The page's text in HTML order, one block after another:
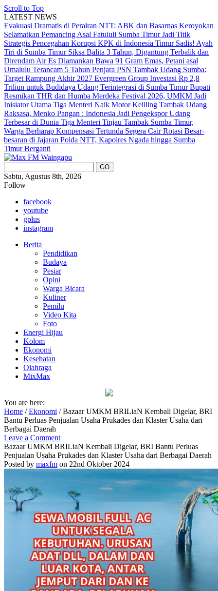
Scroll to Top
LATEST NEWS
Evakuasi Dramatis di Perairan NTT: ABK dan Basarnas Keroyokan
Selamatkan Pemancing Asal Fatululi Sumba Timur Jadi Titik
Strategis Pencegahan Korupsi KPK di Indonesia Timur Sadis! Ayah
Tiri di Sumba Timur Siksa Balita 3 Tahun, Digantung Terbalik dan
Direndam Air Es Diamankan Bawa 91 Gram Emas, Petani asal
Umalulu Terancam 5 Tahun Penjara PSN Tambak Udang Sumba:
Target Rampung Akhir 2027 Evergreen Group Investasi Rp 2,8
Triliun untuk Budidaya Udang Terintegrasi di Sumba TimurBupati
Resmikan THR dan Humba Merdeka Festival 2026, UMKM Jadi
Inisiator Utama Tiga Menteri Naik Motor Keliling Tambak Udang
Raksasa, Menko Pangan : Indonesia Jadi Pengekspor Udang
Terbesar di Dunia Tiga Menteri Tinjau Tambak Sumba Timur,
Warga Berharap Kompensasi Tertunda Segera CairRotasi Besar-
besaran di Jajaran Polda NTT, Kapolres Ngada hingga Sumba
Timur Berganti
Sabtu, Agustus 8th, 2026
Follow
facebook
youtube
gplus
instagram
Berita
Pendidikan
Budaya
Pesiar
Opini
Warga Bicara
Kuliner
Pemilu
Video Kita
Foto
Energi Hijau
Kolom
Ekonomi
Kesehatan
Olahraga
MixMax
You are here:
Home /Ekonomi /Bazaar UMKM BRILiaN Kembali Digelar, BRI
Bantu Perluas Penjualan Usaha Prukades dan Klaster Usaha dari
Berbagai Daerah
Leave a Comment
Bazaar UMKM BRILiaN Kembali Digelar, BRI Bantu Perluas
Penjualan Usaha Prukades dan Klaster Usaha dari Berbagai Daerah
Posted by maxfm on 22nd Oktober 2024